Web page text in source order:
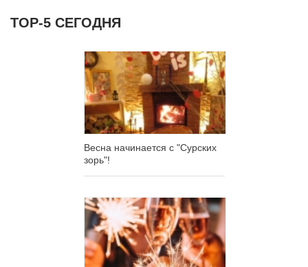
ТОР-5 СЕГОДНЯ
Весна начинается с "Сурских
зорь"!